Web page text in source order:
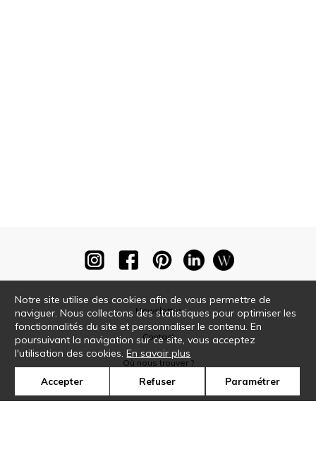
Newsletter
Contact
Où nous trouver ?
Notre site utilise des cookies afin de vous permettre de
naviguer. Nous collectons des statistiques pour optimiser les
fonctionnalités du site et personnaliser le contenu. En
poursuivant la navigation sur ce site, vous acceptez
l'utilisation des cookies.En savoir plus
Accepter Refuser Paramétrer